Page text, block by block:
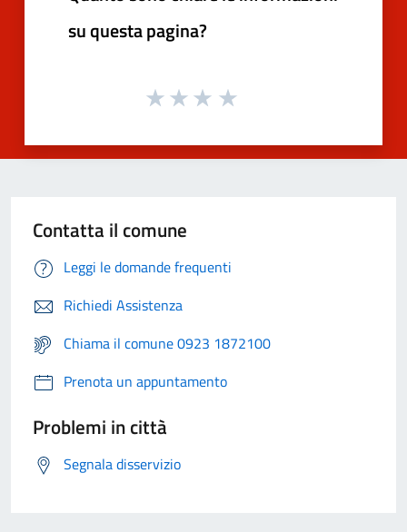
su questa pagina?
Contatta il comune
Leggi le domande frequenti
Richiedi Assistenza
Chiama il comune 0923 1872100
Prenota un appuntamento
Problemi in città
Segnala disservizio